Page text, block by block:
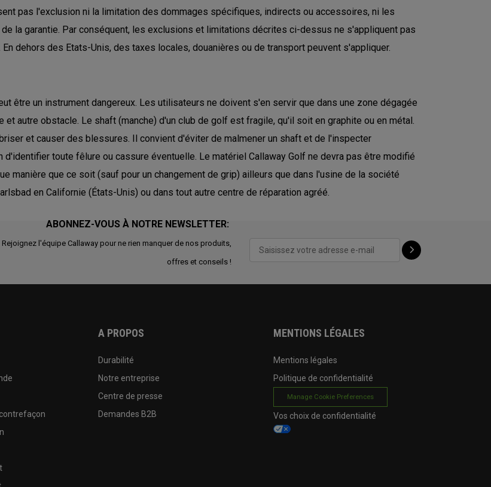
pas l'exclusion ni la limitation des dommages spécifiques, indirects ou accessoires, ni les
la garantie. Par conséquent, les exclusions et limitations décrites ci-dessus ne s'appliquent pas
dehors des Etats-Unis, des taxes locales, douanières ou de transport peuvent s'appliquer.
être un instrument dangereux. Les utilisateurs ne doivent s'en servir que dans une zone dégagée
et autre obstacle. Le shaft (manche) d'un club de golf est fragile, qu'il soit en graphite ou en métal.
et causer des blessures. Il convient d'éviter de malmener un shaft et de l'inspecter
d'identifier toute fêlure ou cassure éventuelle. Le matériel Callaway Golf ne devra pas être modifié
manière que ce soit (sauf pour un changement de grip) ailleurs que dans l'usine de la société
en Californie (États-Unis) ou dans tout autre centre de réparation agréé.
ABONNEZ-VOUS À NOTRE NEWSLETTER:
Rejoignez l'équipe Callaway pour ne rien manquer de nos produits,
offres et conseils !
A PROPOS
Durabilité
Notre entreprise
Centre de presse
Demandes B2B
MENTIONS LÉGALES
Mentions légales
Politique de confidentialité
Manage Cookie Preferences
Vos choix de confidentialité